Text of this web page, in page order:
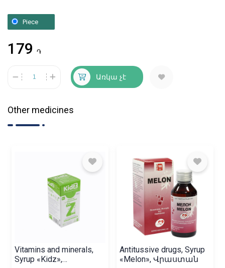
Piece
179 ֏
Առկա չէ
Other medicines
Vitamins and minerals,
Syrup «Kidz»,
Antitussive drugs, Syrup
«Melon», Վրաստան